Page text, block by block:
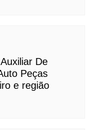
De
Peças
e região